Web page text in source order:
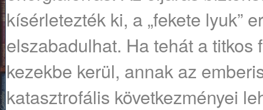
kísérletezték ki, a „fekete lyuk”
elszabadulhat. Ha tehát a titkos
kezekbe kerül, annak az
katasztrofális következményei